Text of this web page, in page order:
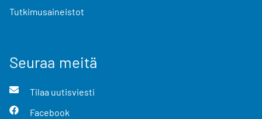
Tutkimusaineistot
Seuraa meitä
Tilaa uutisviesti
Facebook